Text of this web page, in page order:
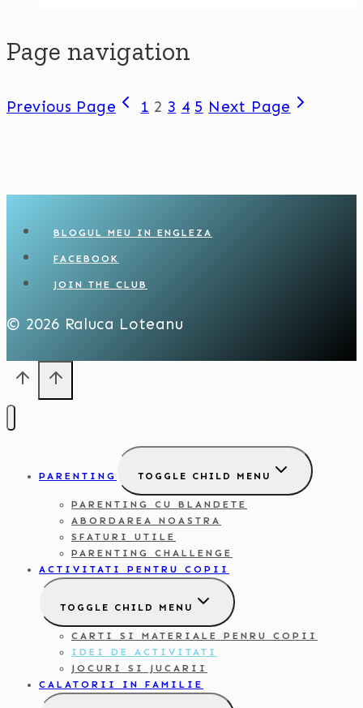
Page navigation
Previous Page 1 2 3 4 5 Next Page
BLOGUL MEU IN ENGLEZA
FACEBOOK
JOIN THE CLUB
© 2026 Raluca Loteanu
PARENTING TOGGLE CHILD MENU
PARENTING CU BLANDETE
ABORDAREA NOASTRA
SFATURI UTILE
PARENTING CHALLENGE
ACTIVITATI PENTRU COPII
TOGGLE CHILD MENU
CARTI SI MATERIALE PENRU COPII
IDEI DE ACTIVITATI
JOCURI SI JUCARII
CALATORII IN FAMILIE